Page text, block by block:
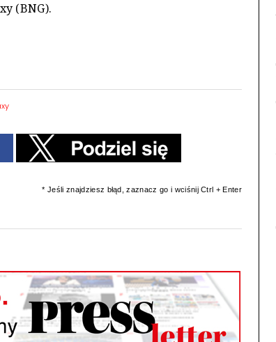
(BNG).
* Jeśli znajdziesz błąd, zaznacz go i wciśnij Ctrl + Enter